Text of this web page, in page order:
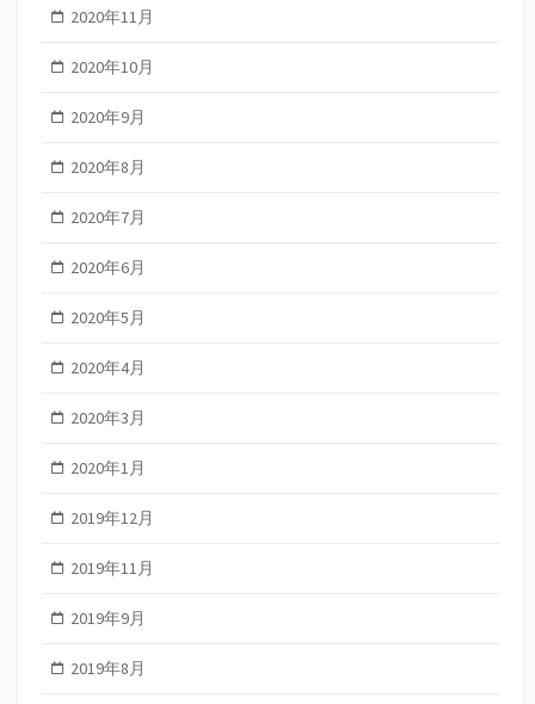
2020年11月
2020年10月
2020年9月
2020年8月
2020年7月
2020年6月
2020年5月
2020年4月
2020年3月
2020年1月
2019年12月
2019年11月
2019年9月
2019年8月